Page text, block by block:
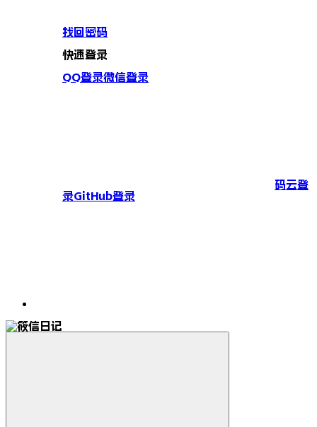
找回密码
快速登录
QQ登录微信登录
码云登
录GitHub登录